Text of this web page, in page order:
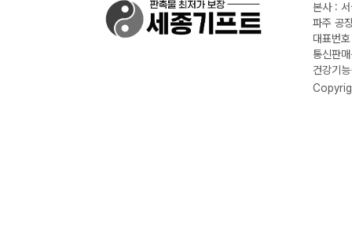
본사 :
파주 공
대표번
통신판
건강기